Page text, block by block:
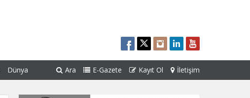
Dünya Ara E-Gazete Kayıt Ol İletişim